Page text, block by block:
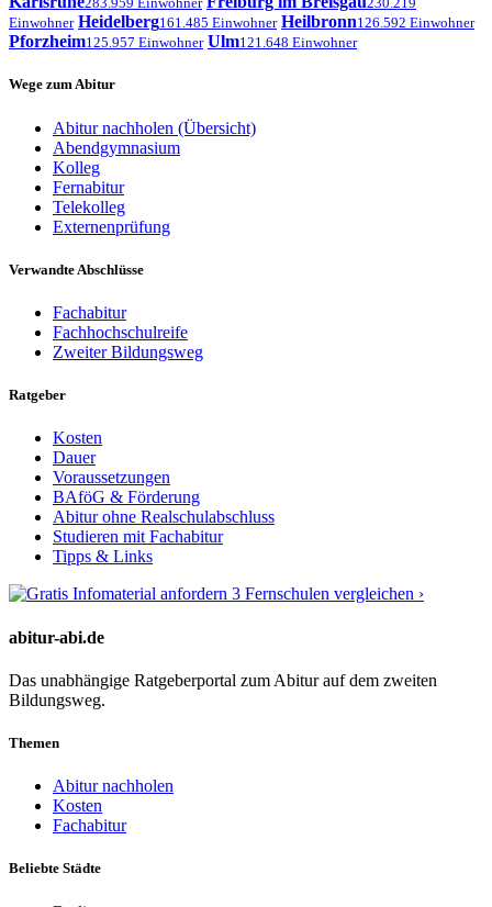
Einwohner Heidelberg161.485 Einwohner Heilbronn126.592 Einwohner
Pforzheim125.957 Einwohner Ulm121.648 Einwohner
Wege zum Abitur
Abitur nachholen (Übersicht)
Abendgymnasium
Kolleg
Fernabitur
Telekolleg
Externenprüfung
Verwandte Abschlüsse
Fachabitur
Fachhochschulreife
Zweiter Bildungsweg
Ratgeber
Kosten
Dauer
Voraussetzungen
BAföG & Förderung
Abitur ohne Realschulabschluss
Studieren mit Fachabitur
Tipps & Links
3 Fernschulen vergleichen ›
abitur-abi.de
Das unabhängige Ratgeberportal zum Abitur auf dem zweiten
Bildungsweg.
Themen
Abitur nachholen
Kosten
Fachabitur
Beliebte Städte